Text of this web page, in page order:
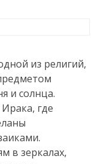
из религий,
и солнца.
где
в зеркалах,